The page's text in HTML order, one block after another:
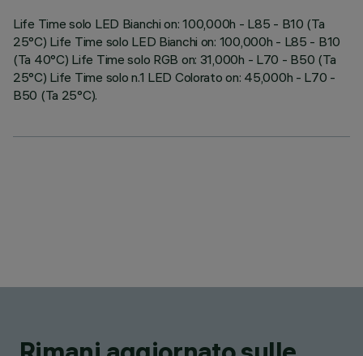
Life Time solo LED Bianchi on: 100,000h - L85 - B10 (Ta
25°C) Life Time solo LED Bianchi on: 100,000h - L85 - B10
(Ta 40°C) Life Time solo RGB on: 31,000h - L70 - B50 (Ta
25°C) Life Time solo n.1 LED Colorato on: 45,000h - L70 -
B50 (Ta 25°C).